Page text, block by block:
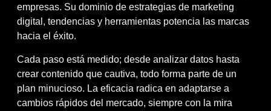
empresas. Su dominio de estrategias de marketing
digital, tendencias y herramientas potencia las marcas
hacia el éxito.
Cada paso está medido; desde analizar datos hasta
crear contenido que cautiva, todo forma parte de un
plan minucioso. La eficacia radica en adaptarse a
cambios rápidos del mercado, siempre con la mira